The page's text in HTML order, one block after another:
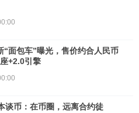
“面包车”曝光，售价约合人民币
+2.0引擎
谈币：在币圈，远离合约徒